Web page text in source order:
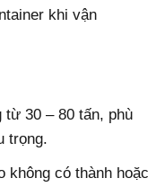
khi vận
30 – 80 tấn, phù
trọng.
không có thành hoặc